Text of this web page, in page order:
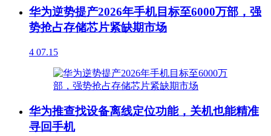
华为逆势提产2026年手机目标至6000万部，强
势抢占存储芯片紧缺期市场
4 07.15
华为推查找设备离线定位功能，关机也能精准
寻回手机